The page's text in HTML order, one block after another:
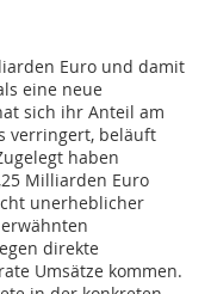
Euro und damit
eine neue
sich ihr Anteil am
verringert, beläuft
haben
Milliarden Euro
unerheblicher
direkte
Umsätze kommen.